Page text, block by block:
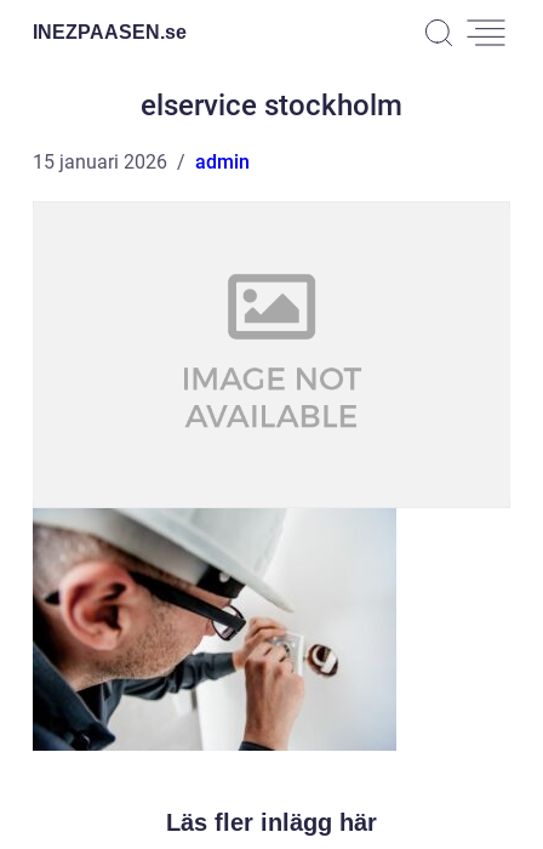
INEZPAASEN.se
elservice stockholm
15 januari 2026 admin
Läs fler inlägg här